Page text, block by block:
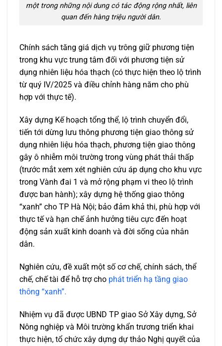
một trong những nội dung có tác động rộng nhất, liên
quan đến hàng triệu người dân.
Chính sách tăng giá dịch vụ trông giữ phương tiện
trong khu vực trung tâm đối với phương tiện sử
dụng nhiên liệu hóa thạch (có thực hiện theo lộ trình
từ quý IV/2025 và điều chỉnh hàng năm cho phù
hợp với thực tế).
Xây dựng Kế hoạch tổng thể, lộ trình chuyển đổi,
tiến tới dừng lưu thông phương tiện giao thông sử
dụng nhiên liệu hóa thạch, phương tiện giao thông
gây ô nhiễm môi trường trong vùng phát thải thấp
(trước mắt xem xét nghiên cứu áp dụng cho khu vực
trong Vành đai 1 và mở rộng phạm vi theo lộ trình
được ban hành); xây dựng hệ thống giao thông
“xanh” cho TP Hà Nội; bảo đảm khả thi, phù hợp với
thực tế và hạn chế ảnh hưởng tiêu cực đến hoạt
động sản xuất kinh doanh và đời sống của nhân
dân.
Nghiên cứu, đề xuất một số cơ chế, chính sách, thể
chế, chế tài để hỗ trợ cho phát triển hạ tầng giao
thông “xanh”.
Nhiệm vụ đã được UBND TP giao Sở Xây dựng, Sở
Nông nghiệp và Môi trường khẩn trương triển khai
thực hiện, tổ chức xây dựng dự thảo Nghị quyết của